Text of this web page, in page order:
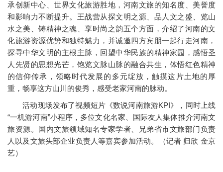
承创新中心、世界文化旅游胜地，河南文旅的知名度、美誉度
和影响力不断提升。王战营从探文明之源、品人文之盛、览山
水之美、铸精神之魂、享时尚之韵五个方面，介绍了河南的文
化旅游资源优势和独特魅力，并诚邀四方宾朋一起行走河南，
探寻中华文明的主根主脉，回望中华民族的精神家园，感悟圣
人先贤的思想光芒，饱览文脉山脉的融合共生，体悟红色精神
的信仰传承，领略时代发展的多元绽放，触摸这片土地的厚
重，畅享这方山川的俊秀，感受老家河南的脉动。
活动现场发布了视频短片《数说河南旅游KPI》，同时上线
“一机游河南”小程序，多位文化名家、国际友人集体推介河南文
旅资源。国内文旅领域知名专家学者、兄弟省市文旅部门负责
人以及文旅头部企业负责人等嘉宾参加活动。（记者 归欣 金京
艺）